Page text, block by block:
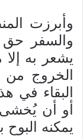
وأبرزت
والسفر حق
يشعر به
الخروج من
البقاء في
أو أن
يمكنه